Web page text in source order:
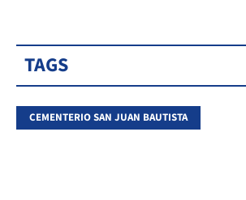
TAGS
CEMENTERIO SAN JUAN BAUTISTA